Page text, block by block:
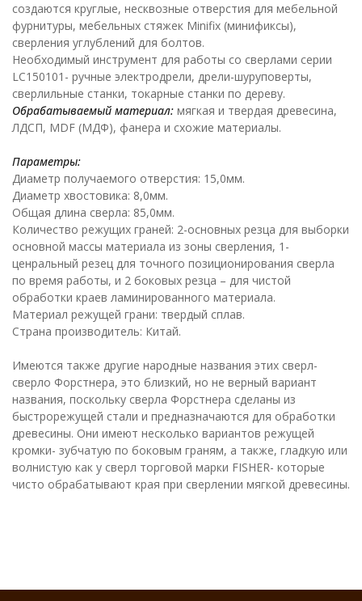
создаются круглые, несквозные отверстия для мебельной
фурнитуры, мебельных стяжек Minifix (минификсы),
сверления углублений для болтов.
Необходимый инструмент для работы со сверлами серии
LC150101- ручные электродрели, дрели-шуруповерты,
сверлильные станки, токарные станки по дереву.
Обрабатываемый материал: мягкая и твердая древесина,
ЛДСП, MDF (МДФ), фанера и схожие материалы.
Параметры:
Диаметр получаемого отверстия: 15,0мм.
Диаметр хвостовика: 8,0мм.
Общая длина сверла: 85,0мм.
Количество режущих граней: 2-основных резца для выборки
основной массы материала из зоны сверления, 1-
ценральный резец для точного позиционирования сверла
по время работы, и 2 боковых резца – для чистой
обработки краев ламинированного материала.
Материал режущей грани: твердый сплав.
Страна производитель: Китай.
Имеются также другие народные названия этих сверл-
сверло Форстнера, это близкий, но не верный вариант
названия, поскольку сверла Форстнера сделаны из
быстрорежущей стали и предназначаются для обработки
древесины. Они имеют несколько вариантов режущей
кромки- зубчатую по боковым граням, а также, гладкую или
волнистую как у сверл торговой марки FISHER- которые
чисто обрабатывают края при сверлении мягкой древесины.